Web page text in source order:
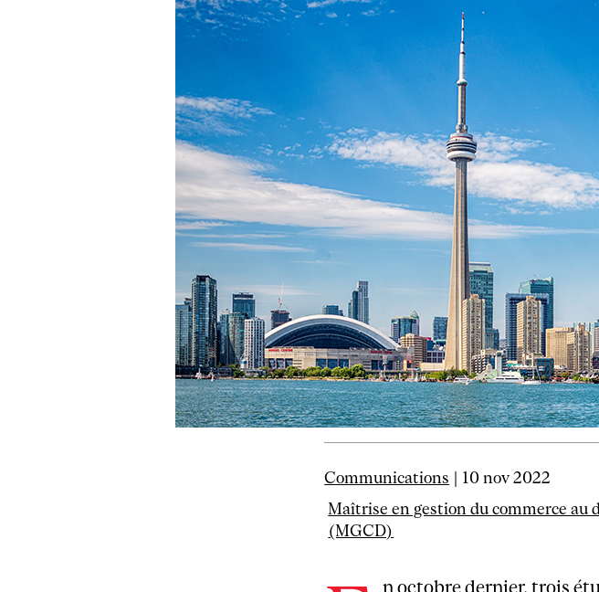
Communications | 10 nov 2022
Maîtrise en gestion du commerce au
(MGCD)
n octobre dernier, trois